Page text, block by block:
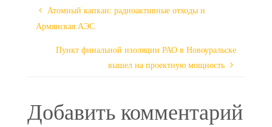
Атомный капкан: радиоактивные отходы и
Армянская АЭС
Пункт финальной изоляции РАО в Новоуральске
вышел на проектную мощность
Добавить комментарий